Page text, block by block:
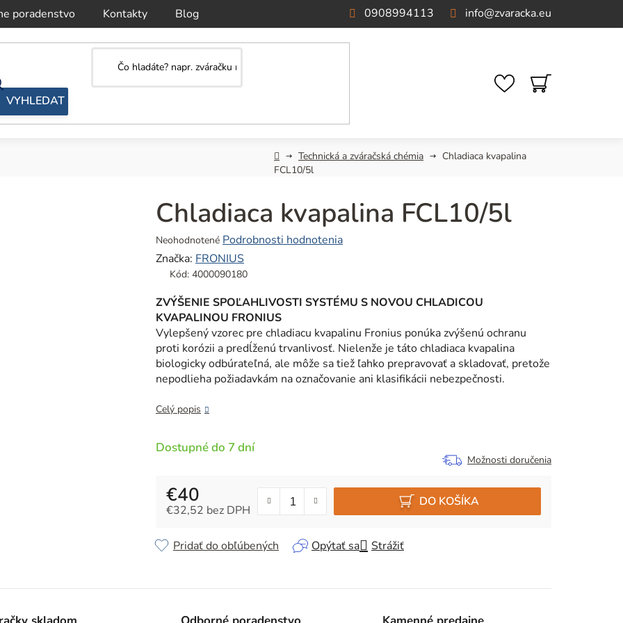
poradenstvo Kontakty Blog info@zvaracka.eu
0908994113
NÁKUPNÝ
KOŠÍK
DomovTechnická a zváračská chémia
Chladiaca kvapalina
FCL10/5l
Chladiaca kvapalina FCL10/5l
Priemerné
hodnotenie
produktu
0,0
z
5
hviezdičiek.
Neohodnotené Podrobnosti hodnotenia
Značka: FRONIUS
Kód: 4000090180
ZVÝŠENIE SPOĽAHLIVOSTI SYSTÉMU S NOVOU CHLADICOU
KVAPALINOU FRONIUS
Vylepšený vzorec pre chladiacu kvapalinu Fronius ponúka zvýšenú ochranu
proti korózii a predĺženú trvanlivosť. Nielenže je táto chladiaca kvapalina
biologicky odbúrateľná, ale môže sa tiež ľahko prepravovať a skladovať, pretože
nepodlieha požiadavkám na označovanie ani klasifikácii nebezpečnosti.
Celý popis
Dostupné do 7 dní
Možnosti doručenia
€40
€32,52 bez DPH
DO KOŠÍKA
Opýtať sa Strážiť
Pridať do obľúbených